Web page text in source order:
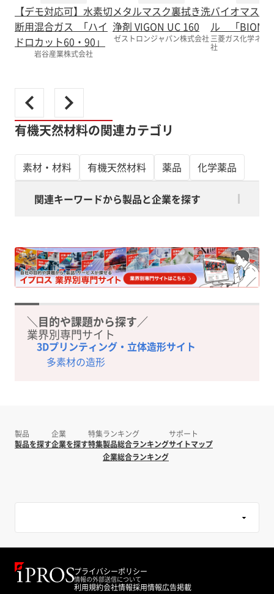
【デモ対応可】水素切
断用混合ガス ｢ハイ
ドロカット60・90」
岩谷産業株式会社
メタルマスク裏拭き洗
浄剤 VIGON UC 160
ゼストロンジャパン株式会社
バイオマスポ
ル 「
三菱ガス化学ネク
社
有機天然材料の関連カテゴリ
素材・材料 有機天然材料 薬品 化学薬品
関連キーワードから製品と企業を探す
＼目的や課題から探す／
業界別専門サイト
3Dプリンティング・立体造形サイト
多素材の造形
製品
製品を探す
企業
企業を探す
特集
特集
ランキング
製品総合ランキング
企業総合ランキング
サポート
サイトマップ
プライバシーポリシー
情報の外部送信について
利用規約会社情報採用情報広告掲載